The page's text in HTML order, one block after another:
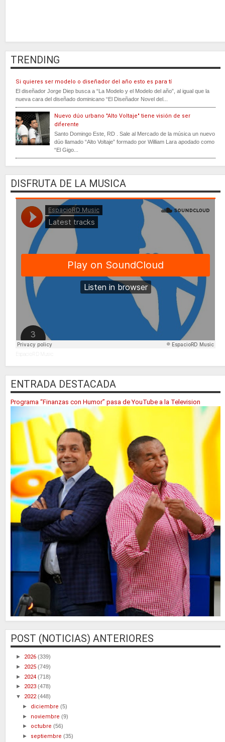
TRENDING
Si quieres ser modelo o diseñador del año esto es para tí
El diseñador Jorge Diep busca a “La Modelo y el Modelo del año”, al igual que la
nueva cara del diseñado dominicano “El Diseñador Novel del...
Nuevo dúo urbano "Alto Voltaje" tiene visión de ser
diferente
Santo Domingo Este, RD . Sale al Mercado de la música un nuevo
dúo llamado “Alto Voltaje” formado por William Lara apodado como
“El Gigo...
DISFRUTA DE LA MUSICA
ENTRADA DESTACADA
Programa “Finanzas con Humor” pasa de YouTube a la Television
POST (NOTICIAS) ANTERIORES
► 2026 (339)
► 2025 (749)
► 2024 (718)
► 2023 (478)
▼ 2022(448)
► diciembre(5)
► noviembre(9)
► octubre(56)
► septiembre(35)